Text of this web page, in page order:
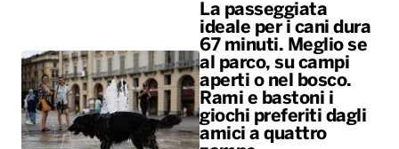
La passeggiata
ideale per i cani dura
67 minuti. Meglio se
al parco, su campi
aperti o nel bosco.
Rami e bastoni i
giochi preferiti dagli
amici a quattro